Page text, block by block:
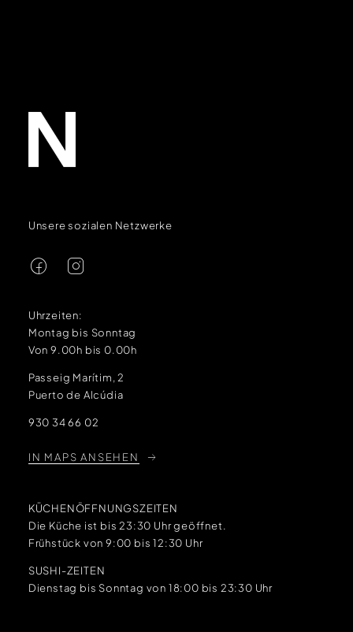
Unsere sozialen Netzwerke
KÜCHENÖFFNUNGSZEITEN
Die Küche ist bis 23:30 Uhr geöffnet.
Frühstück von 9:00 bis 12:30 Uhr
SUSHI-ZEITEN
Dienstag bis Sonntag von 18:00 bis 23:30 Uhr
Uhrzeiten:
Montag bis Sonntag
Von 9.00h bis 0.00h
Passeig Marítim, 2
Puerto de Alcúdia
930 34 66 02
IN MAPS ANSEHEN